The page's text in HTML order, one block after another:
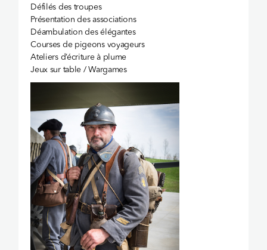
Défilés des troupes
Présentation des associations
Déambulation des élégantes
Courses de pigeons voyageurs
Ateliers d’écriture à plume
Jeux sur table / Wargames